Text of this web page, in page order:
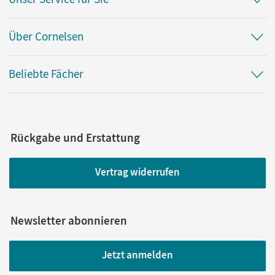
Engelmann, Lutz
Über Cornelsen
Beliebte Fächer
Rückgabe und Erstattung
Vertrag widerrufen
Newsletter abonnieren
Jetzt anmelden